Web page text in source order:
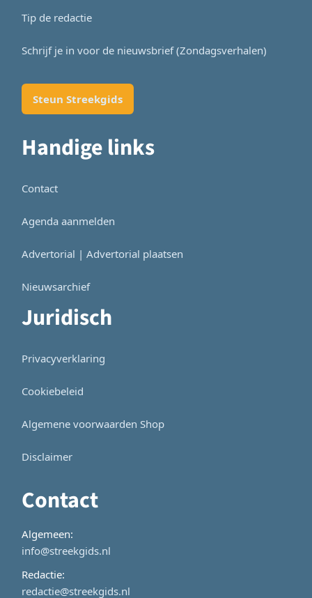
Tip de redactie
Schrijf je in voor de nieuwsbrief (Zondagsverhalen)
Steun Streekgids
Handige links
Contact
Agenda aanmelden
Advertorial | Advertorial plaatsen
Nieuwsarchief
Juridisch
Privacyverklaring
Cookiebeleid
Algemene voorwaarden Shop
Disclaimer
Contact
Algemeen:
info@streekgids.nl
Redactie:
redactie@streekgids.nl